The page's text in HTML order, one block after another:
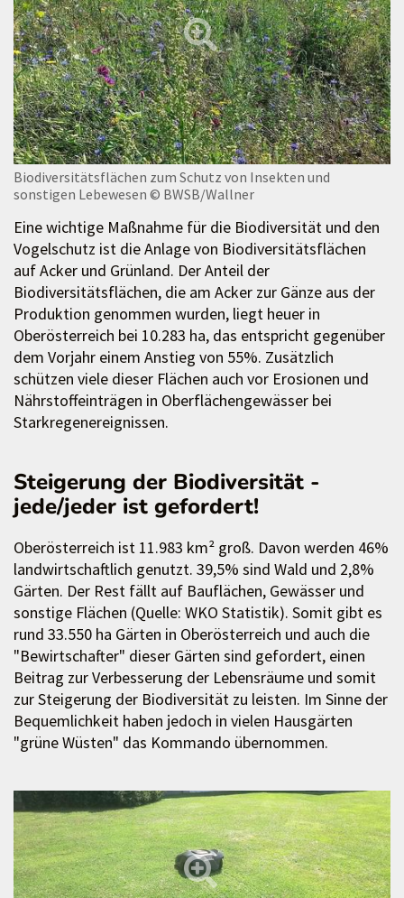
Biodiversitätsflächen zum Schutz von Insekten und
sonstigen Lebewesen © BWSB/Wallner
Eine wichtige Maßnahme für die Biodiversität und den
Vogelschutz ist die Anlage von Biodiversitätsflächen
auf Acker und Grünland. Der Anteil der
Biodiversitätsflächen, die am Acker zur Gänze aus der
Produktion genommen wurden, liegt heuer in
Oberösterreich bei 10.283 ha, das entspricht gegenüber
dem Vorjahr einem Anstieg von 55%. Zusätzlich
schützen viele dieser Flächen auch vor Erosionen und
Nährstoffeinträgen in Oberflächengewässer bei
Starkregenereignissen.
Steigerung der Biodiversität -
jede/jeder ist gefordert!
Oberösterreich ist 11.983 km² groß. Davon werden 46%
landwirtschaftlich genutzt. 39,5% sind Wald und 2,8%
Gärten. Der Rest fällt auf Bauflächen, Gewässer und
sonstige Flächen (Quelle: WKO Statistik). Somit gibt es
rund 33.550 ha Gärten in Oberösterreich und auch die
"Bewirtschafter" dieser Gärten sind gefordert, einen
Beitrag zur Verbesserung der Lebensräume und somit
zur Steigerung der Biodiversität zu leisten. Im Sinne der
Bequemlichkeit haben jedoch in vielen Hausgärten
"grüne Wüsten" das Kommando übernommen.